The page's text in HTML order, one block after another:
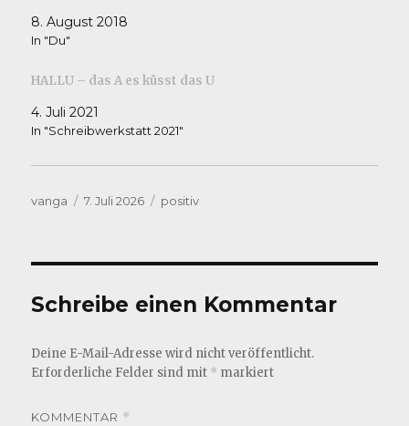
8. August 2018
In "Du"
HALLU – das A es küsst das U
4. Juli 2021
In "Schreibwerkstatt 2021"
Autor
vanga
Veröffentlicht
7. Juli 2026 Kategorien
positiv
Schreibe einen Kommentar
Deine E-Mail-Adresse wird nicht veröffentlicht.
Erforderliche Felder sind mit * markiert
KOMMENTAR *